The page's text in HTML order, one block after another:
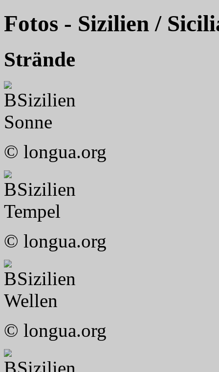
Fotos - Sizilien /
Strände
Sizilien
Sonne
© longua.org
Sizilien
Tempel
© longua.org
Sizilien
Wellen
© longua.org
Sizilien